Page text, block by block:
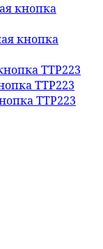
кнопка
кнопка
TTP223
TTP223
TTP223